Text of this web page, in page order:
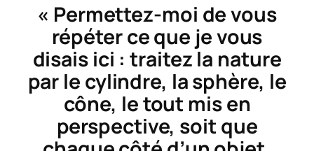
« Permettez-moi de vous
répéter ce que je vous
disais ici : traitez la nature
par le cylindre, la sphère, le
cône, le tout mis en
perspective, soit que